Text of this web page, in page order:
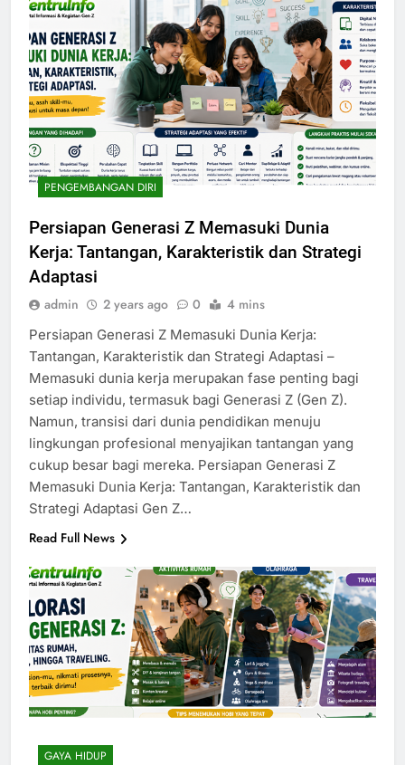
PENGEMBANGAN DIRI
Persiapan Generasi Z Memasuki Dunia
Kerja: Tantangan, Karakteristik dan Strategi
Adaptasi
admin 2 years ago 0 4 mins
Persiapan Generasi Z Memasuki Dunia Kerja:
Tantangan, Karakteristik dan Strategi Adaptasi –
Memasuki dunia kerja merupakan fase penting bagi
setiap individu, termasuk bagi Generasi Z (Gen Z).
Namun, transisi dari dunia pendidikan menuju
lingkungan profesional menyajikan tantangan yang
cukup besar bagi mereka. Persiapan Generasi Z
Memasuki Dunia Kerja: Tantangan, Karakteristik dan
Strategi Adaptasi Gen Z…
Read Full News
GAYA HIDUP